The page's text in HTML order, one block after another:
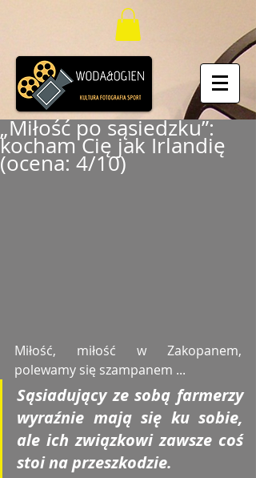
„Miłość po sąsiedzku”:
kocham Cię jak Irlandię
(ocena: 4/10)
Miłość, miłość w Zakopanem,
polewamy się szampanem ...
Sąsiadujący ze sobą farmerzy
wyraźnie mają się ku sobie,
ale ich związkowi zawsze coś
stoi na przeszkodzie.